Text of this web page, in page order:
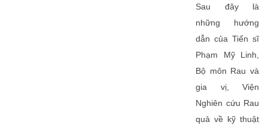
Sau đây là
những hướng
dẫn của Tiến sĩ
Phạm Mỹ Linh,
Bộ môn Rau và
gia vị, Viện
Nghiên cứu Rau
quả về kỹ thuật